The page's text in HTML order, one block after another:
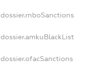
dossier.rnboSanctions
dossier.amkuBlackList
dossier.ofacSanctions